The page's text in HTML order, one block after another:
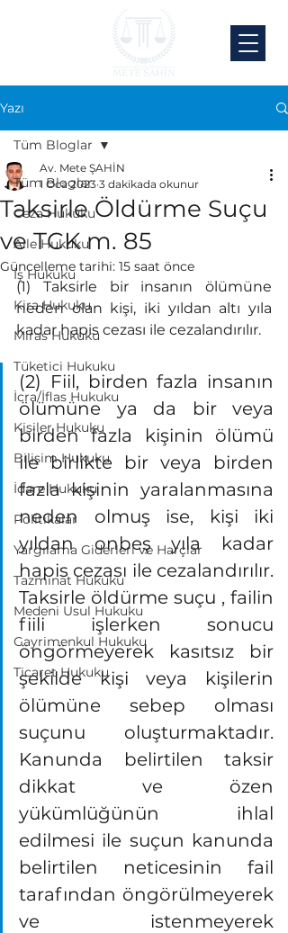
Yazı
Tüm Bloglar
Ceza Hukuku
Aile Hukuku
İş Hukuku
Kira Hukuku
Miras Hukuku
Tüketici Hukuku
İcra/İflas Hukuku
Kişiler Hukuku
Bilişim Hukuku
İdare Hukuku
Politikalar
Yargılama Giderleri ve Harçlar
Tazminat Hukuku
Medeni Usul Hukuku
Gayrimenkul Hukuku
Ticaret Hukuku
Tüm Bloglar
Taksirle Öldürme Suçu
ve TCK m. 85
Av. Mete ŞAHİN
1 Oca 2023 3 dakikada okunur
Güncelleme tarihi: 15 saat önce
(1) Taksirle bir insanın ölümüne
neden olan kişi, iki yıldan altı yıla
kadar hapis cezası ile cezalandırılır.
(2) Fiil, birden fazla insanın
ölümüne ya da bir veya
birden fazla kişinin ölümü
ile birlikte bir veya birden
fazla kişinin yaralanmasına
neden olmuş ise, kişi iki
yıldan onbeş yıla kadar
hapis cezası ile cezalandırılır.
Taksirle öldürme suçu , failin
fiili işlerken sonucu
öngörmeyerek kasıtsız bir
şekilde kişi veya kişilerin
ölümüne sebep olması
suçunu oluşturmaktadır.
Kanunda belirtilen taksir
dikkat ve özen
yükümlüğünün ihlal
edilmesi ile suçun kanunda
belirtilen neticesinin fail
tarafından öngörülmeyerek
ve istenmeyerek